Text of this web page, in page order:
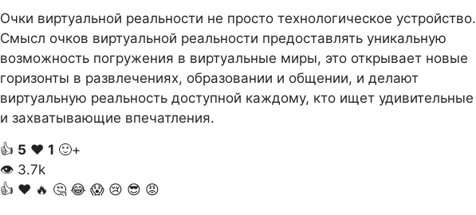
Очки виртуальной реальности не просто технологическое устройство.
Смысл очков виртуальной реальности предоставлять уникальную
возможность погружения в виртуальные миры, это открывает новые
горизонты в развлечениях, образовании и общении, и делают
виртуальную реальность доступной каждому, кто ищет удивительные
и захватывающие впечатления.
👍 5 ❤️ 1 🙂+
👁 3.7k
👍 ❤️ 🔥 🤔 😂 😱 😢 😎 😡